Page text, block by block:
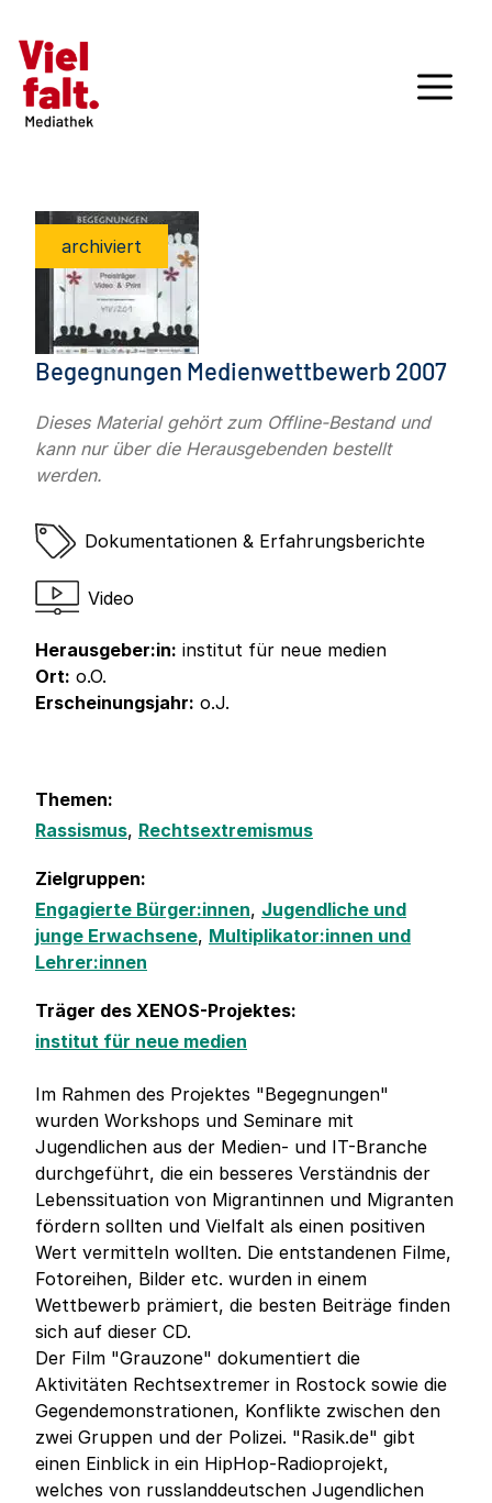
archiviert
Begegnungen Medienwettbewerb 2007
Dieses Material gehört zum Offline-Bestand und
kann nur über die Herausgebenden bestellt
werden.
Dokumentationen & Erfahrungsberichte
Video
Herausgeber:in: institut für neue medien
Ort: o.O.
Erscheinungsjahr: o.J.
Themen:
Rassismus, Rechtsextremismus
Zielgruppen:
Engagierte Bürger:innen, Jugendliche und
junge Erwachsene, Multiplikator:innen und
Lehrer:innen
Träger des XENOS-Projektes:
institut für neue medien
Im Rahmen des Projektes "Begegnungen"
wurden Workshops und Seminare mit
Jugendlichen aus der Medien- und IT-Branche
durchgeführt, die ein besseres Verständnis der
Lebenssituation von Migrantinnen und Migranten
fördern sollten und Vielfalt als einen positiven
Wert vermitteln wollten. Die entstandenen Filme,
Fotoreihen, Bilder etc. wurden in einem
Wettbewerb prämiert, die besten Beiträge finden
sich auf dieser CD.
Der Film "Grauzone" dokumentiert die
Aktivitäten Rechtsextremer in Rostock sowie die
Gegendemonstrationen, Konflikte zwischen den
zwei Gruppen und der Polizei. "Rasik.de" gibt
einen Einblick in ein HipHop-Radioprojekt,
welches von russlanddeutschen Jugendlichen